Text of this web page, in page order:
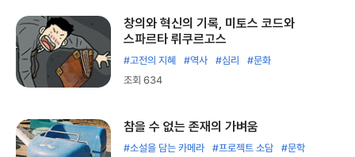
창의와 혁신의 기록, 미토스 코드와
스파르타 뤼쿠르고스
#고전의 지혜 #역사 #심리
#문화
조회 634
참을 수 없는 존재의 가벼움
#소설을 담는 카메라 #프로젝트 소담
#문학